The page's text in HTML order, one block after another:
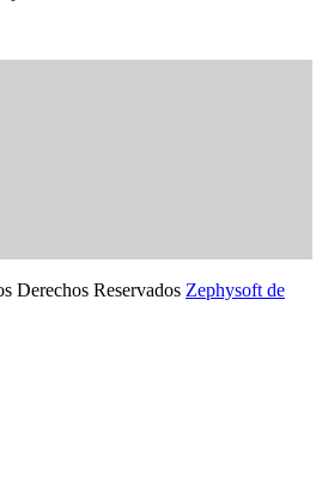
Express
Derechos Reservados Zephysoft de